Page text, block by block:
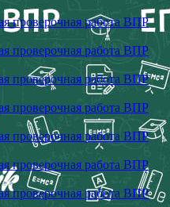
проверочная работа ВПР
проверочная работа ВПР
проверочная работа ВПР
проверочная работа ВПР
проверочная работа ВПР
проверочная работа ВПР
проверочная работа ВПР